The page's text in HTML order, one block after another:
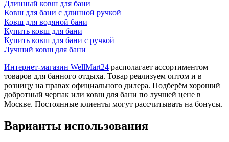
Длинный ковш для бани
Ковш для бани с длинной ручкой
Ковш для водяной бани
Купить ковш для бани
Купить ковш для бани с ручкой
Лучший ковш для бани
Интернет-магазин WellMart24 располагает ассортиментом
товаров для банного отдыха. Товар реализуем оптом и в
розницу на правах официального дилера. Подберём хороший
добротный черпак или ковш для бани по лучшей цене в
Москве. Постоянные клиенты могут рассчитывать на бонусы.
Варианты использования